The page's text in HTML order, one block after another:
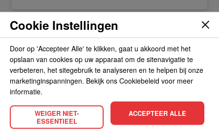
OVER DE FABRIKANT
ALLERGIEËN
OVERIGE INFORMATIE
Cookie Instellingen
Door op 'Accepteer Alle' te klikken, gaat u akkoord met het
opslaan van cookies op uw apparaat om de sitenavigatie te
verbeteren, het sitegebruik te analyseren en te helpen bij onze
marketinginspanningen. Bekijk ons Cookiebeleid voor meer
informatie.
WEIGER NIET-
ESSENTIEEL
ACCEPTEER ALLE